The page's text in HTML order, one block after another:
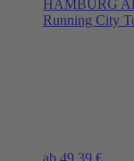
HAMBURG
Running City
ab 49,39 €